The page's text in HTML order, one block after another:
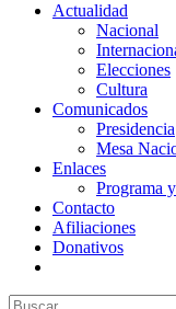
Actualidad
Nacional
Elecciones
Cultura
Comunicados
Presidencia
Mesa
Enlaces
Programa
Contacto
Afiliaciones
Donativos
Buscar: